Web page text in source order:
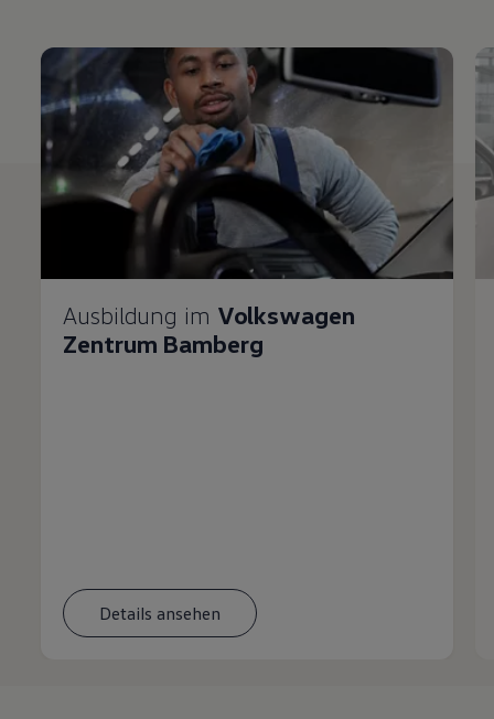
Ausbildung im Volkswagen
Zentrum Bamberg
Details ansehen